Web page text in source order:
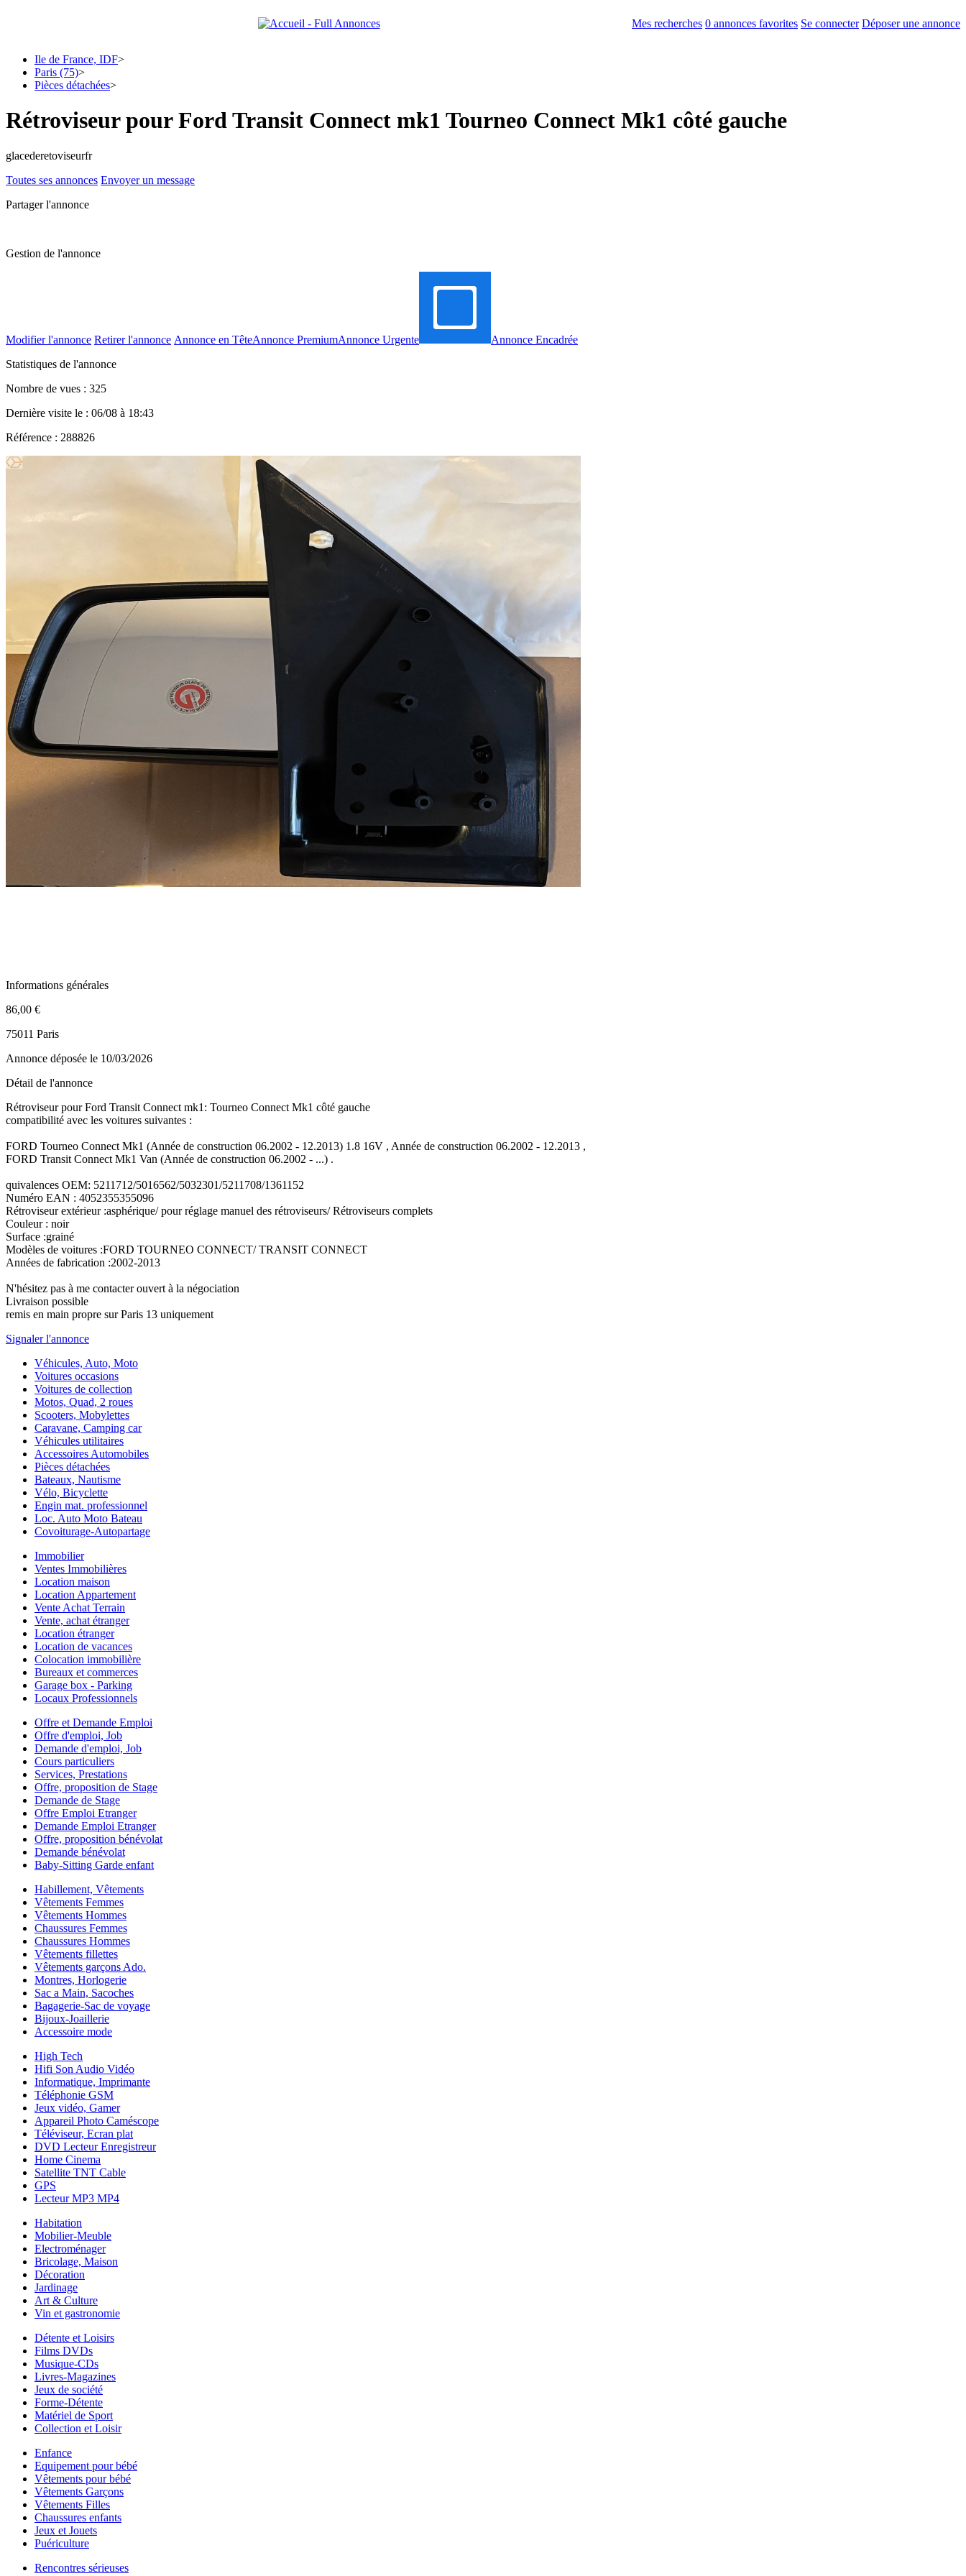
Mes recherches 0 annonces favorites Se connecter Déposer une annonce
Ile de France, IDF>
Paris (75)>
Pièces détachées>
Rétroviseur pour Ford Transit Connect mk1 Tourneo Connect Mk1 côté gauche
glacederetoviseurfr
Toutes ses annonces Envoyer un message
Partager l'annonce
Gestion de l'annonce
Modifier l'annonce Retirer l'annonce Annonce en TêteAnnonce PremiumAnnonce Urgente
Annonce Encadrée
Statistiques de l'annonce
Nombre de vues : 325
Dernière visite le : 06/08 à 18:43
Référence : 288826
Informations générales
86,00 €
75011 Paris
Annonce déposée le 10/03/2026
Détail de l'annonce
Rétroviseur pour Ford Transit Connect mk1: Tourneo Connect Mk1 côté gauche
compatibilité avec les voitures suivantes :
FORD Tourneo Connect Mk1 (Année de construction 06.2002 - 12.2013) 1.8 16V , Année de construction 06.2002 - 12.2013 ,
FORD Transit Connect Mk1 Van (Année de construction 06.2002 - ...) .
quivalences OEM: 5211712/5016562/5032301/5211708/1361152
Numéro EAN : 4052355355096
Rétroviseur extérieur :asphérique/ pour réglage manuel des rétroviseurs/ Rétroviseurs complets
Couleur : noir
Surface :grainé
Modèles de voitures :FORD TOURNEO CONNECT/ TRANSIT CONNECT
Années de fabrication :2002-2013
N'hésitez pas à me contacter ouvert à la négociation
Livraison possible
remis en main propre sur Paris 13 uniquement
Signaler l'annonce
Véhicules, Auto, Moto
Voitures occasions
Voitures de collection
Motos, Quad, 2 roues
Scooters, Mobylettes
Caravane, Camping car
Véhicules utilitaires
Accessoires Automobiles
Pièces détachées
Bateaux, Nautisme
Vélo, Bicyclette
Engin mat. professionnel
Loc. Auto Moto Bateau
Covoiturage-Autopartage
Immobilier
Ventes Immobilières
Location maison
Location Appartement
Vente Achat Terrain
Vente, achat étranger
Location étranger
Location de vacances
Colocation immobilière
Bureaux et commerces
Garage box - Parking
Locaux Professionnels
Offre et Demande Emploi
Offre d'emploi, Job
Demande d'emploi, Job
Cours particuliers
Services, Prestations
Offre, proposition de Stage
Demande de Stage
Offre Emploi Etranger
Demande Emploi Etranger
Offre, proposition bénévolat
Demande bénévolat
Baby-Sitting Garde enfant
Habillement, Vêtements
Vêtements Femmes
Vêtements Hommes
Chaussures Femmes
Chaussures Hommes
Vêtements fillettes
Vêtements garçons Ado.
Montres, Horlogerie
Sac a Main, Sacoches
Bagagerie-Sac de voyage
Bijoux-Joaillerie
Accessoire mode
High Tech
Hifi Son Audio Vidéo
Informatique, Imprimante
Téléphonie GSM
Jeux vidéo, Gamer
Appareil Photo Caméscope
Téléviseur, Ecran plat
DVD Lecteur Enregistreur
Home Cinema
Satellite TNT Cable
GPS
Lecteur MP3 MP4
Habitation
Mobilier-Meuble
Electroménager
Bricolage, Maison
Décoration
Jardinage
Art & Culture
Vin et gastronomie
Détente et Loisirs
Films DVDs
Musique-CDs
Livres-Magazines
Jeux de société
Forme-Détente
Matériel de Sport
Collection et Loisir
Enfance
Equipement pour bébé
Vêtements pour bébé
Vêtements Garçons
Vêtements Filles
Chaussures enfants
Jeux et Jouets
Puériculture
Rencontres sérieuses